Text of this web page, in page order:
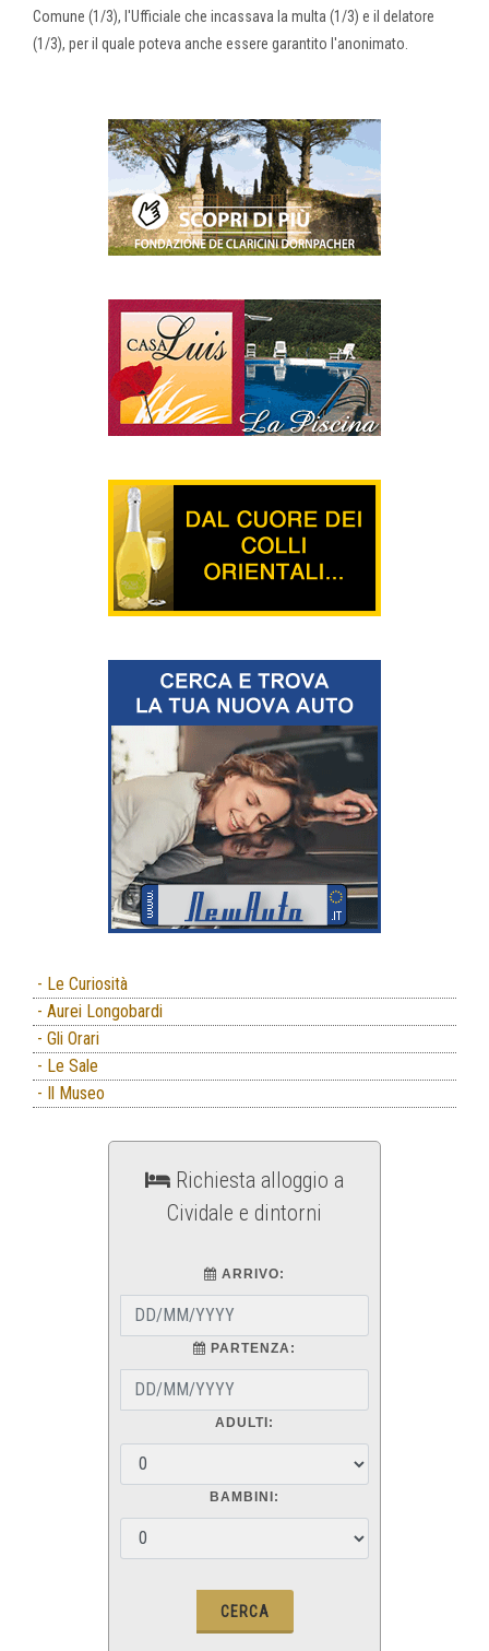
Comune (1/3), l'Ufficiale che incassava la multa (1/3) e il delatore
(1/3), per il quale poteva anche essere garantito l'anonimato.
- Le Curiosità
- Aurei Longobardi
- Gli Orari
- Le Sale
- Il Museo
Richiesta alloggio a
Cividale e dintorni
ARRIVO:
PARTENZA:
ADULTI:
BAMBINI: